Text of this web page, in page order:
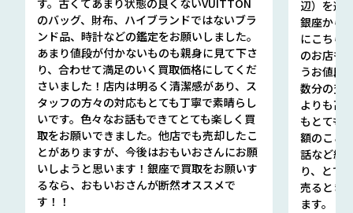
す。古くてあまり状態の良くないVUITTON
のバッグ、財布、ハイブランドではないブラ
ンド品、時計などの鑑定をお願いしました。
あまり値段が付かないものも親身に見て下さ
り、合わせて満足のいく買取価格にしてくだ
さいました！店内は明るく清潔感があり、ス
タッフの方々の対応もとても丁寧で素晴らし
いです。色々なお話もできてとても楽しく買
取をお願いできました。他店でも売却したこ
とがありますが、今後はおもいおさんにお願
いしようと思います！銀座で買取をお願いす
るなら、おもいおさんが断然オススメで
す！！
辺）を選
銀座から
にこちら
のお店も
うお値段
数分の査
よりも高
もとても
額のこと
話など細
り、とて
売るとき
ます。